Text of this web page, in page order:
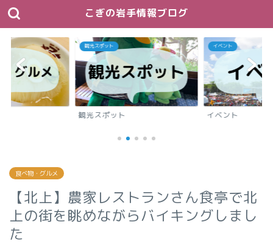
こぎの岩手情報ブログ
観光スポット
観光スポット
イベント
イベント
食べ物・グルメ
【北上】農家レストランさん食亭で北
上の街を眺めながらバイキングしまし
た